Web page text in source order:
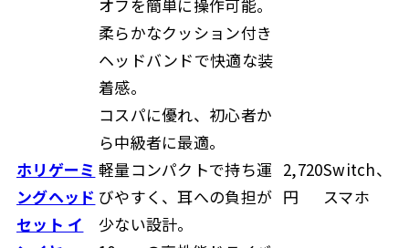
オフを簡単に操作可能。
柔らかなクッション付き
ヘッドバンドで快適な装
着感。
コスパに優れ、初心者か
ら中級者に最適。
ホリゲーミ
ングヘッド
セット イ
軽量コンパクトで持ち運
びやすく、耳への負担が
少ない設計。
2,720
円
Switch、
スマホ